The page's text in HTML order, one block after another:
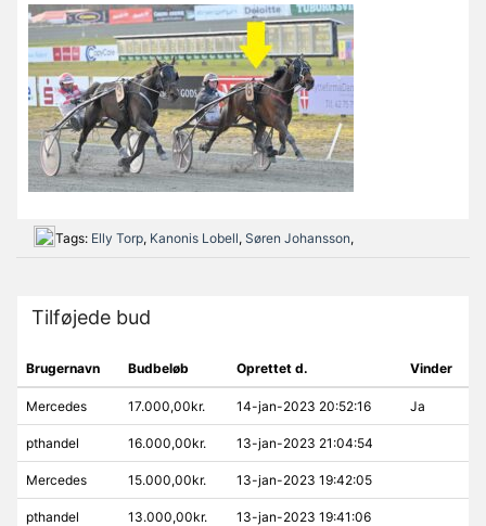
Tags: Elly Torp, Kanonis Lobell, Søren Johansson,
Tilføjede bud
Brugernavn Budbeløb Oprettet d. Vinder
Mercedes 17.000,00kr. 14-jan-2023 20:52:16 Ja
pthandel 16.000,00kr. 13-jan-2023 21:04:54
Mercedes 15.000,00kr. 13-jan-2023 19:42:05
pthandel 13.000,00kr. 13-jan-2023 19:41:06